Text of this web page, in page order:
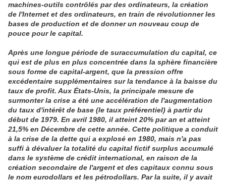
machines-outils contrôlés par des ordinateurs, la création
de l'Internet et des ordinateurs, en train de révolutionner les
bases de production et de donner un nouveau coup de
pouce pour le capital.
Après une longue période de suraccumulation du capital, ce
qui est de plus en plus concentrée dans la sphère financière
sous forme de capital-argent, que la pression offre
excédentaire supplémentaires sur la tendance à la baisse du
taux de profit. Aux États-Unis, la principale mesure de
surmonter la crise a été une accélération de l'augmentation
du taux d'intérêt de base (le taux préférentiel) à partir du
début de 1979. En avril 1980, il atteint 20% par an et atteint
21,5% en Décembre de cette année. Cette politique a conduit
à la crise de la dette qui a explosé en 1980, mais n'a pas
suffi à dévaluer la totalité du capital fictif surplus accumulé
dans le système de crédit international, en raison de la
création secondaire de l'argent et des capitaux connu sous
le nom eurodollars et les pétrodollars. Par la suite, il y avait